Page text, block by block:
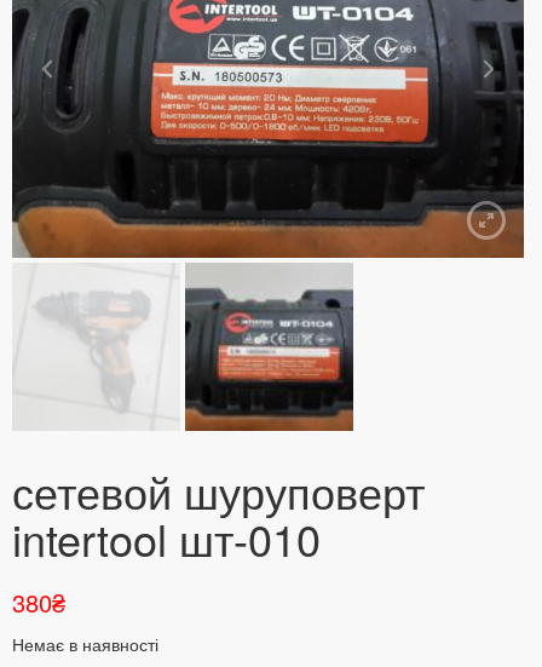
сетевой шуруповерт
intertool шт-010
380₴
Немає в наявності